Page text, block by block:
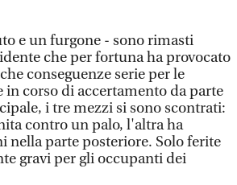
e un furgone - sono rimasti
che per fortuna ha provocato
conseguenze serie per le
in corso di accertamento da parte
i tre mezzi si sono scontrati:
contro un palo, l'altra ha
nella parte posteriore. Solo ferite
gravi per gli occupanti dei